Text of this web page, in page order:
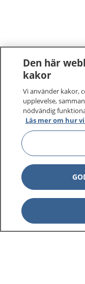
1177–tryggt
På 1177.se får du
sjukdomar och
Logga in för att
vårdärenden.
1177 ger dig råd
Den här
kakor
Vi använder kakor,
upplevelse,
nödvändig
Läs mer om hur